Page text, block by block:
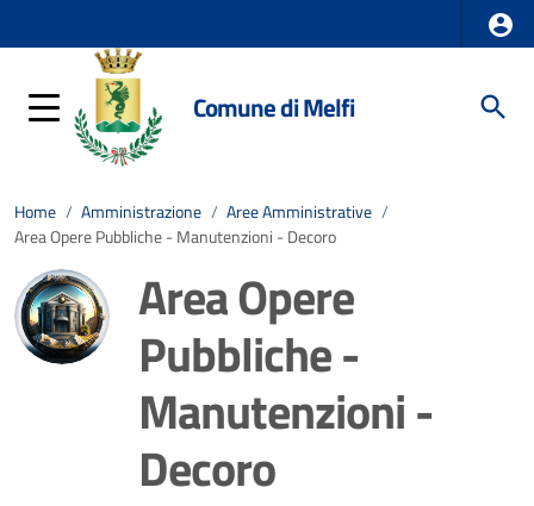
Comune di Melfi
Home / Amministrazione / Aree Amministrative /
Area Opere Pubbliche - Manutenzioni - Decoro
Area Opere
Pubbliche -
Manutenzioni -
Decoro